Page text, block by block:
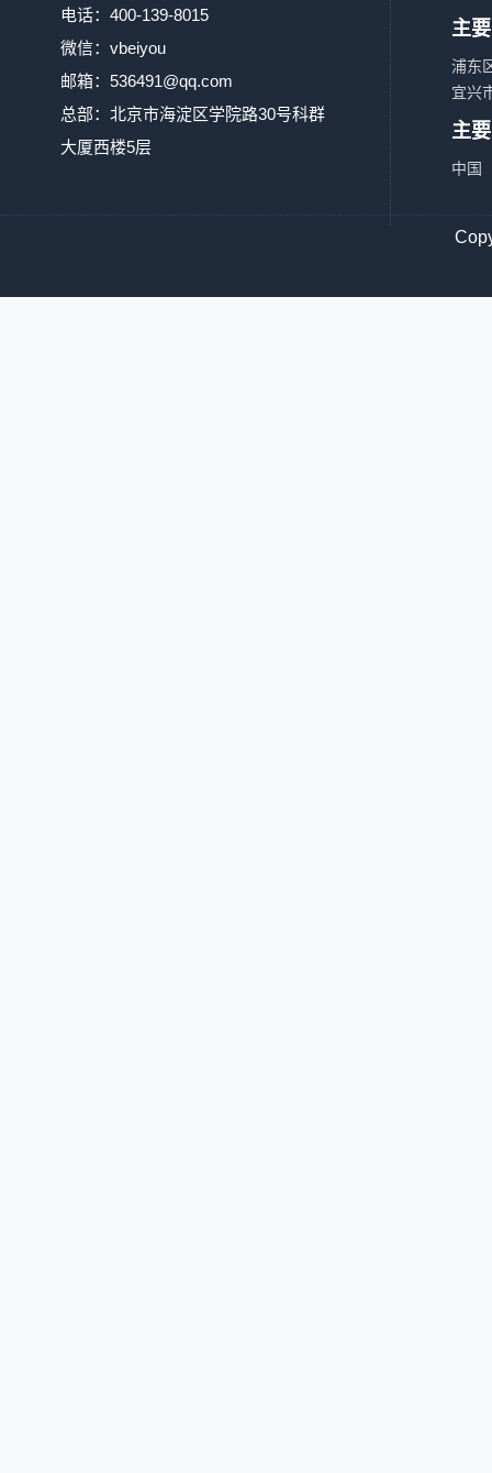
电话：400-139-8015
微信：vbeiyou
邮箱： 536491@qq.com
总部：北京市海淀区学院路30号科群
大厦西楼5层
主
浦东
宜兴
主
中国